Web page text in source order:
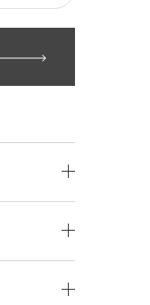
cantidad
de
Pink
Podium